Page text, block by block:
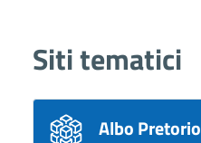
Siti tematici
Albo Pretorio